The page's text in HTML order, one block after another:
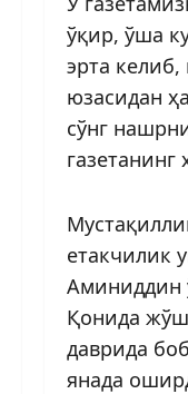
ўқир, ўша
эрта
юзасидан
сўнг
газетанинг
етакчилик
Аминиддин
Қонида жўш
даврида
янада